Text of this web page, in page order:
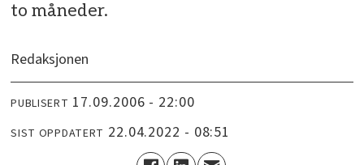
to måneder.
Redaksjonen
PUBLISERT 17.09.2006 - 22:00
SIST OPPDATERT 22.04.2022 - 08:51